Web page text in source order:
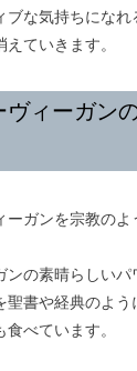
な気持ちになれ
ていきます。
ィーガン
ガンを宗教のよ
の素晴らしいパ
書や経典のよう
べています。